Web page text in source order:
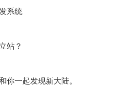
系统
站？
你一起发现新大陆。